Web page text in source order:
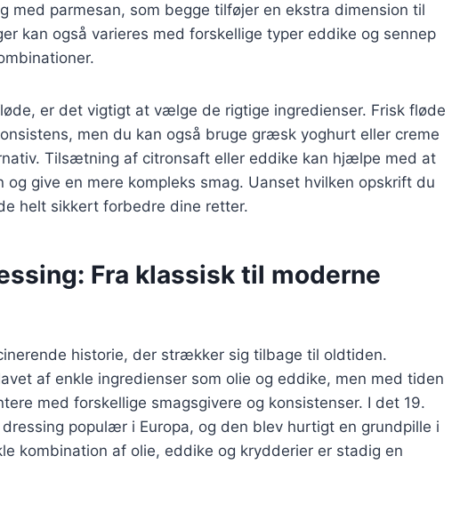
med parmesan, som begge tilføjer en ekstra dimension til
kan også varieres med forskellige typer eddike og sennep
er det vigtigt at vælge de rigtige ingredienser. Frisk fløde
men du kan også bruge græsk yoghurt eller creme
Tilsætning af citronsaft eller eddike kan hjælpe med at
give en mere kompleks smag. Uanset hvilken opskrift du
helt sikkert forbedre dine retter.
Fra klassisk til moderne
historie, der strækker sig tilbage til oldtiden.
af enkle ingredienser som olie og eddike, men med tiden
med forskellige smagsgivere og konsistenser. I det 19.
populær i Europa, og den blev hurtigt en grundpille i
kombination af olie, eddike og krydderier er stadig en